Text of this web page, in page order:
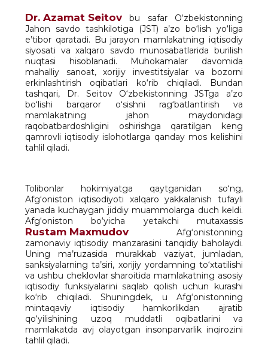
Dr. Azamat Seitov bu safar O‘zbekistonning
Jahon savdo tashkilotiga (JST) a’zo bo‘lish yo‘liga
e’tibor qaratadi. Bu jarayon mamlakatning iqtisodiy
siyosati va xalqaro savdo munosabatlarida burilish
nuqtasi hisoblanadi. Muhokamalar davomida
mahalliy sanoat, xorijiy investitsiyalar va bozorni
erkinlashtirish oqibatlari ko‘rib chiqiladi. Bundan
tashqari, Dr. Seitov O‘zbekistonning JSTga a’zo
bo‘lishi barqaror o‘sishni rag‘batlantirish va
mamlakatning jahon maydonidagi
raqobatbardoshligini oshirishga qaratilgan keng
qamrovli iqtisodiy islohotlarga qanday mos kelishini
tahlil qiladi.
Tolibonlar hokimiyatga qaytganidan so‘ng,
Afg‘oniston iqtisodiyoti xalqaro yakkalanish tufayli
yanada kuchaygan jiddiy muammolarga duch keldi.
Afg‘oniston bo‘yicha yetakchi mutaxassis
Rustam Maхmudov Afg‘onistonning
zamonaviy iqtisodiy manzarasini tanqidiy baholaydi.
Uning ma’ruzasida murakkab vaziyat, jumladan,
sanksiyalarning ta’siri, xorijiy yordamning to‘xtatilishi
va ushbu cheklovlar sharoitida mamlakatning asosiy
iqtisodiy funksiyalarini saqlab qolish uchun kurashi
ko‘rib chiqiladi. Shuningdek, u Afg‘onistonning
mintaqaviy iqtisodiy hamkorlikdan ajratib
qo‘yilishining uzoq muddatli oqibatlarini va
mamlakatda avj olayotgan insonparvarlik inqirozini
tahlil qiladi.